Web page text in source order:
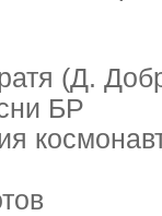
(Д.
БР